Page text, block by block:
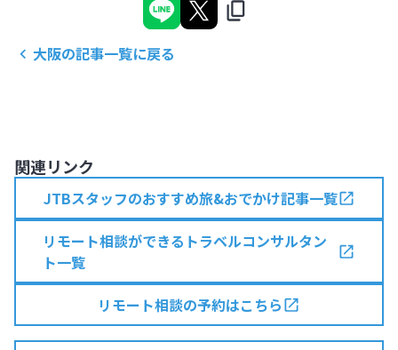
大阪の記事一覧に戻る
関連リンク
JTBスタッフのおすすめ旅&おでかけ記事一覧
リモート相談ができるトラベルコンサルタン
ト一覧
リモート相談の予約はこちら